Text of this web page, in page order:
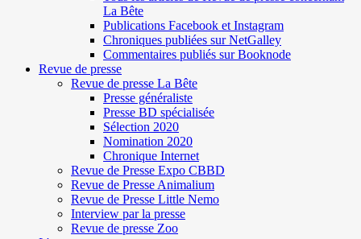
La Bête
Publications Facebook et Instagram
Chroniques publiées sur NetGalley
Commentaires publiés sur Booknode
Revue de presse
Revue de presse La Bête
Presse généraliste
Presse BD spécialisée
Sélection 2020
Nomination 2020
Chronique Internet
Revue de Presse Expo CBBD
Revue de Presse Animalium
Revue de Presse Little Nemo
Interview par la presse
Revue de presse Zoo